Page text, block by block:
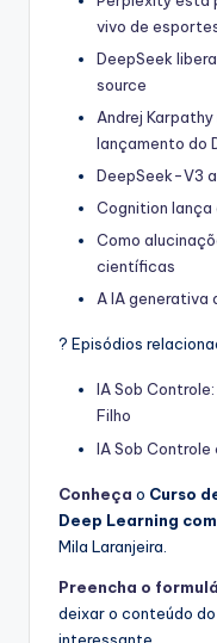
vivo de
DeepSeek
source
Andrej
lançamento do
DeepSeek-V3
Cognition lança
Como
científicas
A IA generativa
? Episódios
IA Sob
Filho
IA Sob Controle
Conheça o Curso
Deep Learning
Mila Laranjeira.
Preencha o
deixar o conteúdo
interessante.